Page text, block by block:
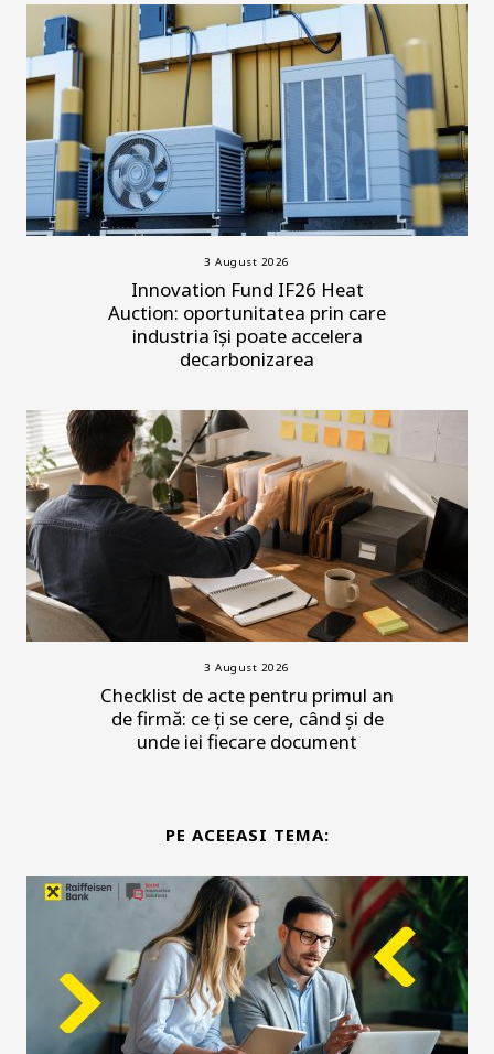
3 August 2026
Innovation Fund IF26 Heat
Auction: oportunitatea prin care
industria își poate accelera
decarbonizarea
3 August 2026
Checklist de acte pentru primul an
de firmă: ce ți se cere, când și de
unde iei fiecare document
PE ACEEASI TEMA: